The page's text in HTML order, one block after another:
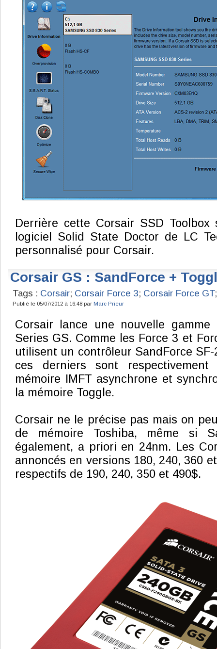
Derrière cette Corsair SSD
logiciel Solid State Doctor de LC
personnalisé pour Corsair.
Corsair GS : SandForce +
Tags : Corsair; Corsair Force 3; Corsair Force GT
Publié le 05/07/2012 à 16:48 par Marc Prieur
Corsair lance une nouvelle
Series GS. Comme les Force 3 et
utilisent un contrôleur SandForce
ces derniers sont
mémoire IMFT asynchrone et
la mémoire Toggle.
Corsair ne le précise pas mais on
de mémoire Toshiba, même si
également, a priori en 24nm. Les
annoncés en versions 180, 240, 360
respectifs de 190, 240, 350 et 490$.